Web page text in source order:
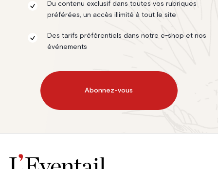
Du contenu exclusif dans toutes vos rubriques
préférées, un accès illimité à tout le site
Des tarifs préférentiels dans notre e-shop et nos
événements
Abonnez-vous